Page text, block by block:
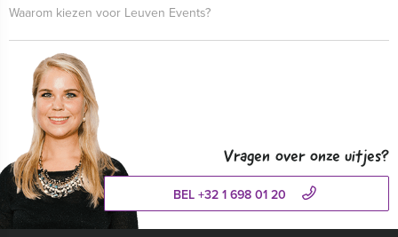
Waarom kiezen voor Leuven Events?
Vragen over onze uitjes?
BEL +32 1 698 01 20